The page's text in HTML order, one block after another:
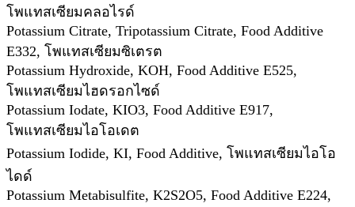
โพแทสเซียมคลอไรด์
Potassium Citrate, Tripotassium Citrate, Food Additive
E332, โพแทสเซียมซิเตรต
Potassium Hydroxide, KOH, Food Additive E525,
โพแทสเซียมไฮดรอกไซด์
Potassium Iodate, KIO3, Food Additive E917,
โพแทสเซียมไอโอเดต
Potassium Iodide, KI, Food Additive, โพแทสเซียมไอโอ
ไดด์
Potassium Metabisulfite, K2S2O5, Food Additive E224,